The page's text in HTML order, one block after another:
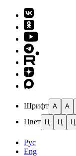
Шрифт A A
Цвет Ц Ц Ц
Рус
Eng